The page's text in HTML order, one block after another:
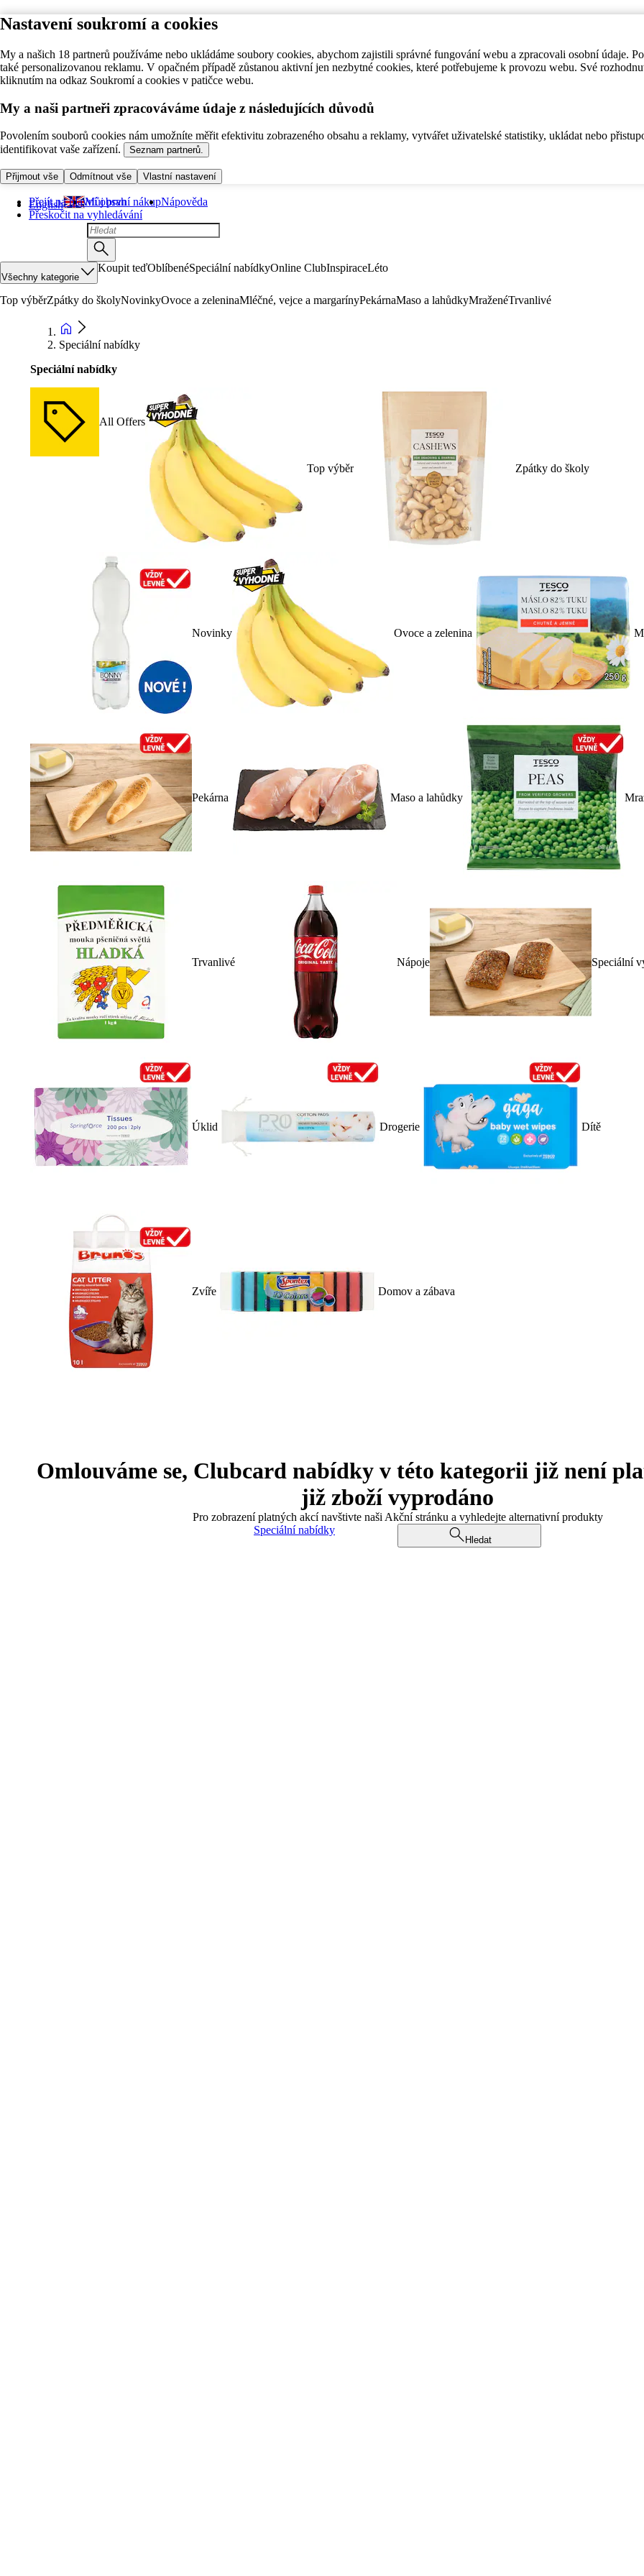
Nastavení soukromí a cookies
My a našich 18 partnerů používáme nebo ukládáme soubory cookies, abychom zajistili správné fungování webu a zpracovali osobní údaje.
také personalizovanou reklamu. V opačném případě zůstanou aktivní jen nezbytné cookies, které potřebujeme k provozu webu. Své
kliknutím na odkaz Soukromí a cookies v patičce webu.
My a naši partneři zpracováváme údaje z následujících důvodů
Povolením souborů cookies nám umožníte měřit efektivitu zobrazeného obsahu a reklamy, vytvářet uživatelské statistiky, ukládat nebo
identifikovat vaše zařízení.
Seznam partnerů.
Přijmout vše Odmítnout vše Vlastní nastavení
Přejít na hlavní obsah
Přeskočit na vyhledávání
English Můj první nákupNápověda
Všechny kategorie
Koupit teďOblíbenéSpeciální nabídkyOnline ClubInspiraceLéto
Top výběrZpátky do školyNovinkyOvoce a zeleninaMléčné, vejce a margarínyPekárnaMaso a lahůdkyMraženéTrvanlivé
Speciální nabídky
Speciální nabídky
All Offers
Top výběr Zpátky do školy
Novinky Ovoce a zelenina
Pekárna Maso a lahůdky
Trvanlivé Nápoje Speciální
Úklid Drogerie Dítě
Zvíře Domov a zábava
Omlouváme se, Clubcard nabídky v této kategorii již není
již zboží vyprodáno
Pro zobrazení platných akcí navštivte naši Akční stránku a vyhledejte alternativní produkty
Speciální nabídky
Hledat